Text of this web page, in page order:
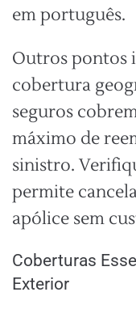
em português.
Outros pontos
cobertura
seguros
máximo de
sinistro.
permite
apólice sem
Coberturas
Exterior